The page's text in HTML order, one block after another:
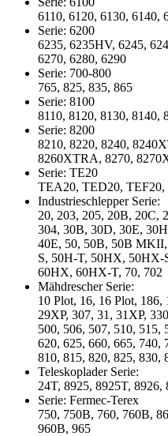
6110, 6120, 6130, 6140,
Serie: 6200
6235, 6235HV, 6245,
6270, 6280, 6290
Serie: 700-800
765, 825, 835, 865
Serie: 8100
8110, 8120, 8130, 8140,
Serie: 8200
8210, 8220, 8240,
8260XTRA, 8270,
Serie: TE20
TEA20, TED20, TEF20,
Industrieschlepper
20, 203, 205, 20B, 20C,
304, 30B, 30D, 30E,
40E, 50, 50B, 50B
S, 50H-T, 50HX, 50HX-
60HX, 60HX-T, 70, 702
Mähdrescher Serie:
10 Plot, 16, 16 Plot, 186,
29XP, 307, 31, 31XP,
500, 506, 507, 510, 515,
620, 625, 660, 665, 740,
810, 815, 820, 825, 830,
Teleskoplader
24T, 8925, 8925T,
Serie: Fermec-Terex
750, 750B, 760, 760B,
960B, 965